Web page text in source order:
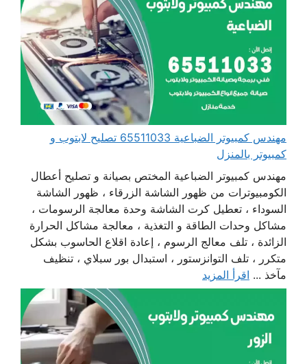
مهندس كمبيوتر الضباعية 65511033 تصليح لابتوب و
كمبيوتر بالمنزل
مهندس كمبيوتر الضباعية المختص بصيانة و تصليح أعطال
الكومبيوترات من ظهور الشاشة الزرقاء ، ظهور الشاشة
السوداء ، تعطيل كرت الشاشة وحدة معالجة الرسومات ،
مشاكل وحدات الطاقة و التغذية ، معالجة مشاكل الحرارة
الزائدة ، تلف معالج الرسوم ، إعادة اقلاع الحاسوب بشكل
متكرر ، تلف التوانزستور ، استبدال بور سبلاي ، تنظيف
مآخذ ... اقرأ المزيد